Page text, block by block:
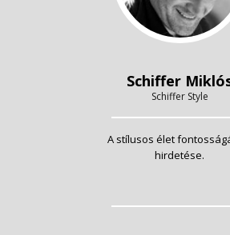
Schiffer
Schiffer Style
A stílusos élet
hirdetése.